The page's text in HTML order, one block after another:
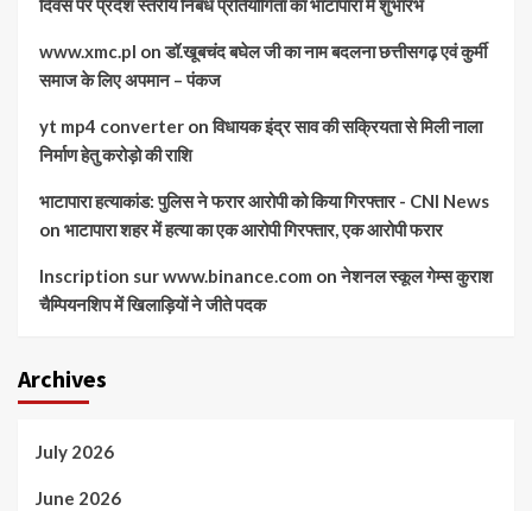
दिवस पर प्रदेश स्तरीय निबंध प्रतियोगिता का भाटापारा में शुभारंभ
www.xmc.pl onडॉ.खूबचंद बघेल जी का नाम बदलना छत्तीसगढ़ एवं कुर्मी
समाज के लिए अपमान – पंकज
yt mp4 converter onविधायक इंद्र साव की सक्रियता से मिली नाला
निर्माण हेतु करोड़ो की राशि
भाटापारा हत्याकांड: पुलिस ने फरार आरोपी को किया गिरफ्तार - CNI News
on भाटापारा शहर में हत्या का एक आरोपी गिरफ्तार, एक आरोपी फरार
Inscription sur www.binance.com onनेशनल स्कूल गेम्स कुराश
चैम्पियनशिप में खिलाड़ियों ने जीते पदक
Archives
July 2026
June 2026